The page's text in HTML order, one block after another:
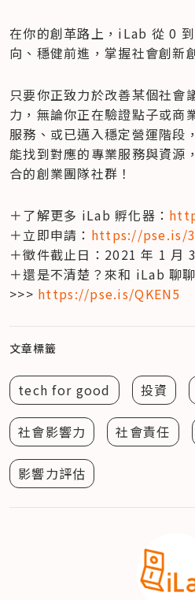
在你的創革路上，iLab 從 0
向、穩健前進，掌握社會創新
只要你正致力於改善某個社會
力，無論你正在驗證點子或商
服務、或已邁入穩定營運階段
能找到對應的專業服務與資源
合的創業團隊社群！
＋了解更多 iLab 孵化器：
＋立即申請： https://pse.is/
＋徵件截止日：2021 年 1 月
＋還是不清楚？來和 iLab 聊
>>> https://pse.is/QKEN5
文章標籤
tech for good 投資
社會影響力 社會責任
影響力評估